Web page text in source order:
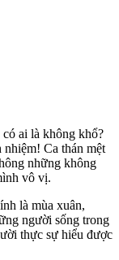
ai là không khổ?
Ca thán mệt
những không
vô vị.
là mùa xuân,
người sống trong
thực sự hiểu được